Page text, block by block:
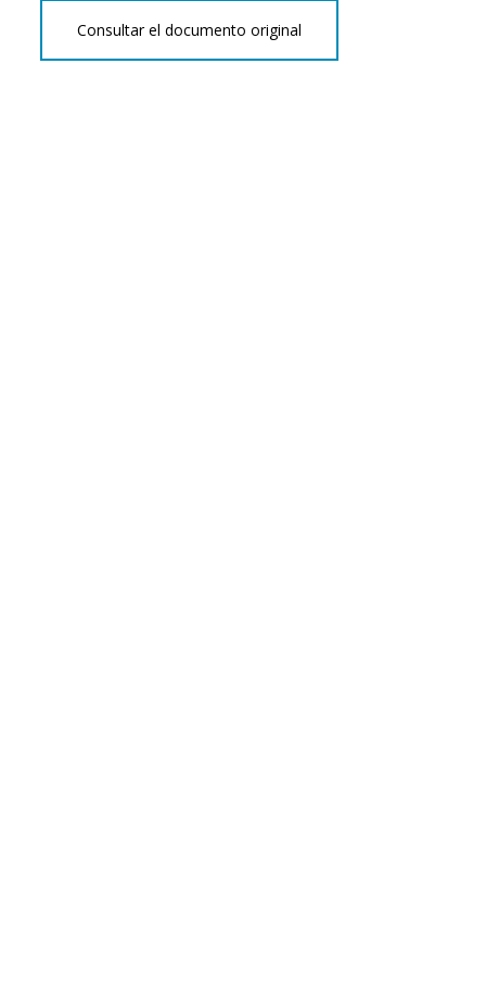
Consultar el documento original